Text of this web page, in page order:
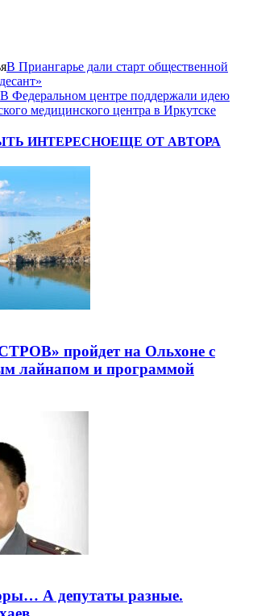
В Приангарье дали старт общественной
В Федеральном центре поддержали идею
медицинского центра в Иркутске
ИНТЕРЕСНОЕЩЕ ОТ АВТОРА
пройдет на Ольхоне с
лайнапом и программой
А депутаты разные.